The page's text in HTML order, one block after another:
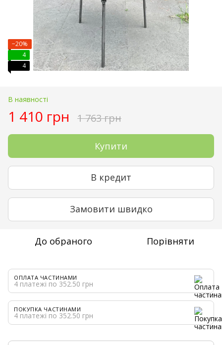
−20%
4
4
В наявності
1 410 грн 1 763 грн
Купити
В кредит
Замовити швидко
До обраного Порівняти
ОПЛАТА ЧАСТИНАМИ
4 платежі по 352.50 грн
ПОКУПКА ЧАСТИНАМИ
4 платежі по 352.50 грн